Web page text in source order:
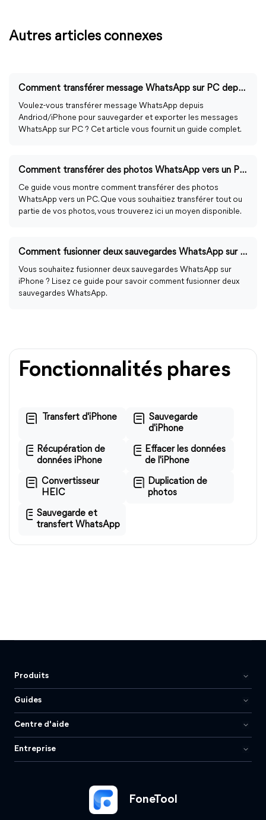
Autres articles connexes
Comment transférer message WhatsApp sur PC depuis Android/iPhone ?
Voulez-vous transférer message WhatsApp depuis
Andriod/iPhone pour sauvegarder et exporter les messages
WhatsApp sur PC ? Cet article vous fournit un guide complet.
Comment transférer des photos WhatsApp vers un PC sur iPhone et Android ?
Ce guide vous montre comment transférer des photos
WhatsApp vers un PC. Que vous souhaitiez transférer tout ou
partie de vos photos, vous trouverez ici un moyen disponible.
Comment fusionner deux sauvegardes WhatsApp sur iPhone ?
Vous souhaitez fusionner deux sauvegardes WhatsApp sur
iPhone ? Lisez ce guide pour savoir comment fusionner deux
sauvegardes WhatsApp.
Fonctionnalités phares
Transfert d'iPhone
Sauvegarde
d'iPhone
Récupération de
données iPhone
Effacer les données
de l'iPhone
Convertisseur
HEIC
Duplication de
photos
Sauvegarde et
transfert WhatsApp
FoneTool
Produits
Guides
Centre d'aide
Entreprise